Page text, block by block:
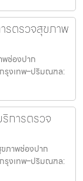
รตรวจสุขภาพ
ช่องปาก
รุงเทพ–ปริมณฑล:
การตรวจ
ภาพช่องปาก
รุงเทพ–ปริมณฑล: